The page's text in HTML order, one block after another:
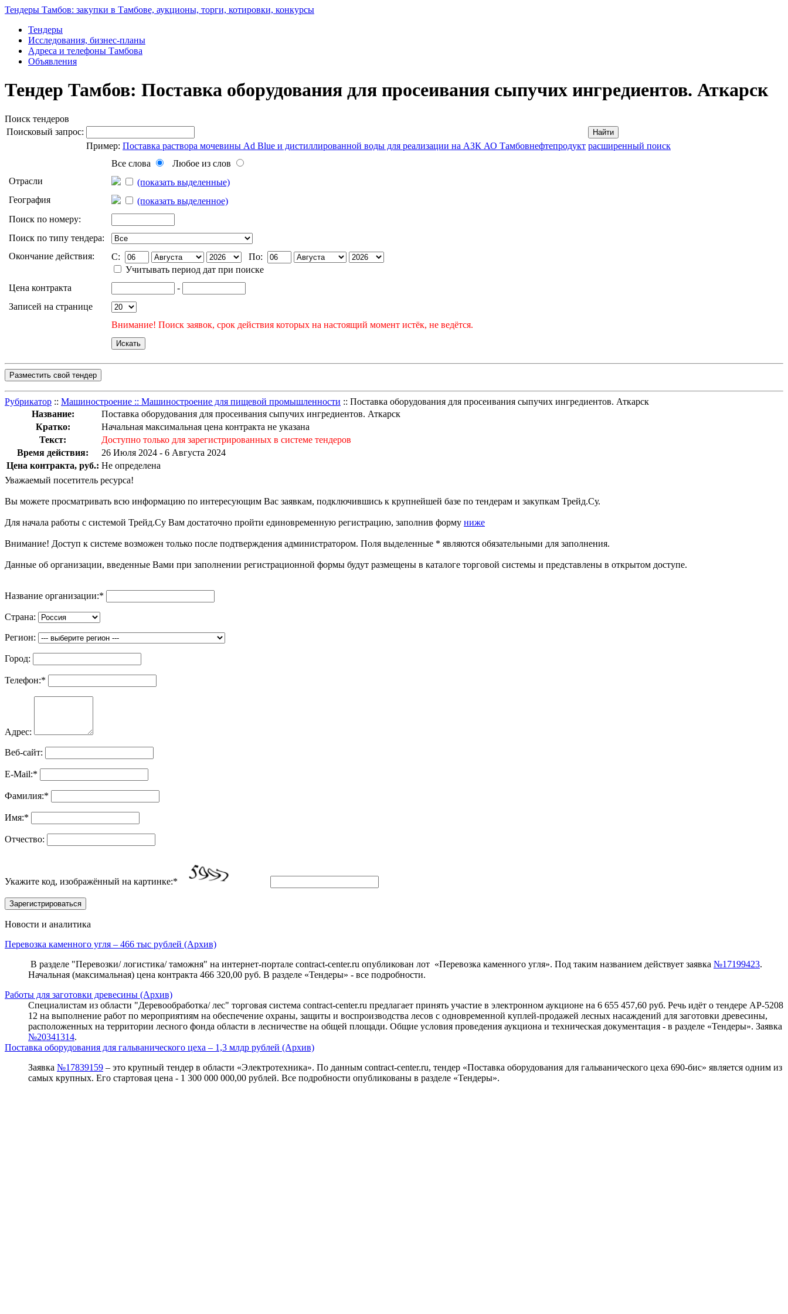
Тендеры Тамбов: закупки в Тамбове, аукционы, торги, котировки, конкурсы
Тендеры
Исследования, бизнес-планы
Адреса и телефоны Тамбова
Объявления
Тендер Тамбов: Поставка оборудования для просеивания сыпучих ингредиентов. Аткарск
Поиск тендеров
Поисковый запрос:
Найти
Пример: Поставка раствора мочевины Ad Blue и дистиллированной воды для реализации на АЗК АО Тамбовнефтепродукт расширенный поиск
Все слова
Любое из слов
Отрасли
(показать выделенные)
География
(показать выделенное)
Поиск по номеру:
Поиск по типу тендера:
Окончание действия:
C:
По:
Учитывать период дат при поиске
Цена контракта
-
Записей на странице
Внимание! Поиск заявок, срок действия которых на настоящий момент истёк, не ведётся.
Разместить свой тендер
Рубрикатор :: Машиностроение :: Машиностроение для пищевой промышленности :: Поставка оборудования для просеивания сыпучих ингредиентов. Аткарск
Название:
Поставка оборудования для просеивания сыпучих ингредиентов. Аткарск
Кратко:
Начальная максимальная цена контракта не указана
Текст:
Доступно только для зарегистрированных в системе тендеров
Время действия:
26 Июля 2024 - 6 Августа 2024
Цена контракта, руб.: Не определена
Уважаемый посетитель ресурса!
Вы можете просматривать всю информацию по интересующим Вас заявкам, подключившись к крупнейшей базе по тендерам и закупкам Трейд.Су.
Для начала работы с системой Трейд.Су Вам достаточно пройти единовременную регистрацию, заполнив форму ниже
Внимание! Доступ к системе возможен только после подтверждения администратором. Поля выделенные * являются обязательными для заполнения.
Данные об организации, введенные Вами при заполнении регистрационной формы будут размещены в каталоге торговой системы и представлены в открытом доступе.
Название организации:*
Страна:
Регион:
Город:
Телефон:*
Адрес:
Веб-сайт:
E-Mail:*
Фамилия:*
Имя:*
Отчество:
Укажите код, изображённый на картинке:*
Новости и аналитика
Перевозка каменного угля – 466 тыс рублей (Архив)
В разделе "Перевозки/ логистика/ таможня" на интернет-портале contract-center.ru опубликован лот «Перевозка каменного угля». Под таким названием действует заявка №17199423.
Начальная (максимальная) цена контракта 466 320,00 руб. В разделе «Тендеры» - все подробности.
Работы для заготовки древесины (Архив)
Специалистам из области "Деревообработка/ лес" торговая система contract-center.ru предлагает принять участие в электронном аукционе на 6 655 457,60 руб. Речь идёт о тендере АР-5208
12 на выполнение работ по мероприятиям на обеспечение охраны, защиты и воспроизводства лесов с одновременной куплей-продажей лесных насаждений для заготовки древесины,
расположенных на территории лесного фонда области в лесничестве на общей площади. Общие условия проведения аукциона и техническая документация - в разделе «Тендеры». Заявка
№20341314.
Поставка оборудования для гальванического цеха – 1,3 млдр рублей (Архив)
Заявка №17839159 – это крупный тендер в области «Электротехника». По данным contract-center.ru, тендер «Поставка оборудования для гальванического цеха 690-бис» является одним из
самых крупных. Его стартовая цена - 1 300 000 000,00 рублей. Все подробности опубликованы в разделе «Тендеры».